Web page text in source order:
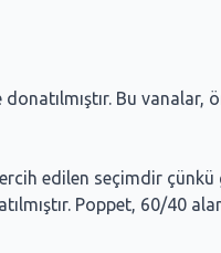
Bu vanalar,
edilen seçimdir
Poppet, 60/40